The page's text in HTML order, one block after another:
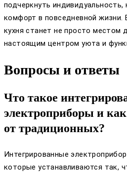
подчеркнуть индивидуальность,
комфорт в повседневной жизни.
кухня станет не просто местом
настоящим центром уюта и
Вопросы и ответы
Что такое
электроприборы и
от традиционных?
Интегрированные
которые устанавливаются так,